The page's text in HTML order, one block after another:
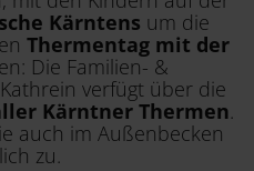
Kärntens um die
Thermentag mit der
Die Familien- &
verfügt über die
Kärntner Thermen.
auch im Außenbecken
zu.